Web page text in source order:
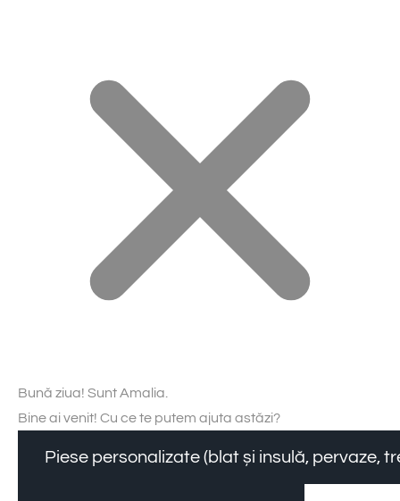
Bună ziua! Sunt Amalia.
Bine ai venit! Cu ce te putem ajuta astăzi?
Piese personalizate (blat și insulă, pervaze,